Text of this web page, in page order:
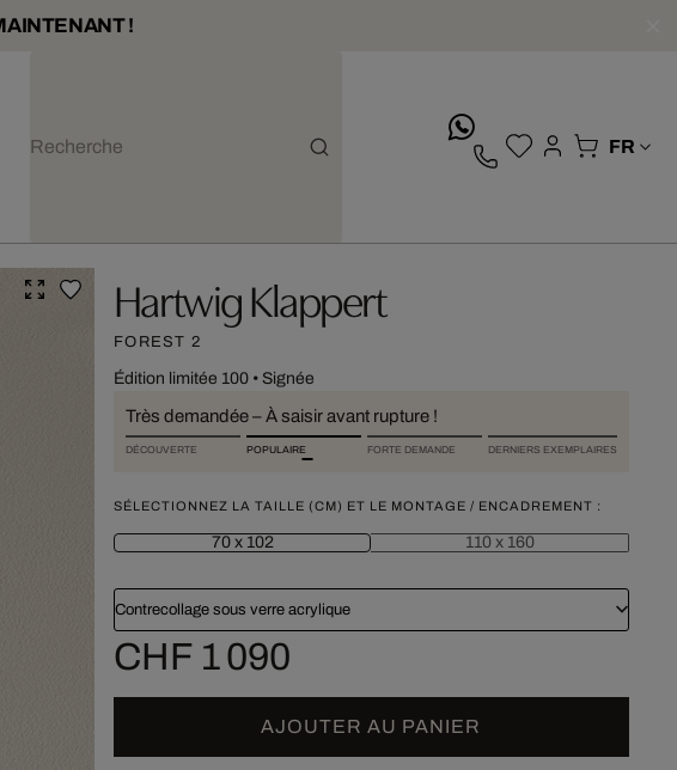
!
Hartwig Klappert
FOREST 2
Édition limitée 100• Signée
Très demandée – À saisir avant rupture !
DÉCOUVERTE POPULAIRE FORTE DEMANDE DERNIERS EXEMPLAIRES
SÉLECTIONNEZ LA TAILLE (CM) ET LE MONTAGE / ENCADREMENT :
70 x 102 110 x 160
Contrecollage sous verre acrylique
CHF 1 090
AJOUTER AU PANIER